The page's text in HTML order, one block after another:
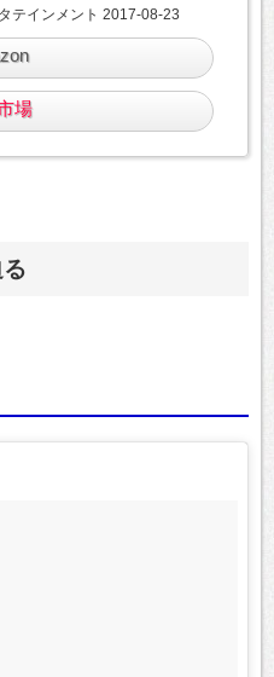
テインメント 2017-08-23
場